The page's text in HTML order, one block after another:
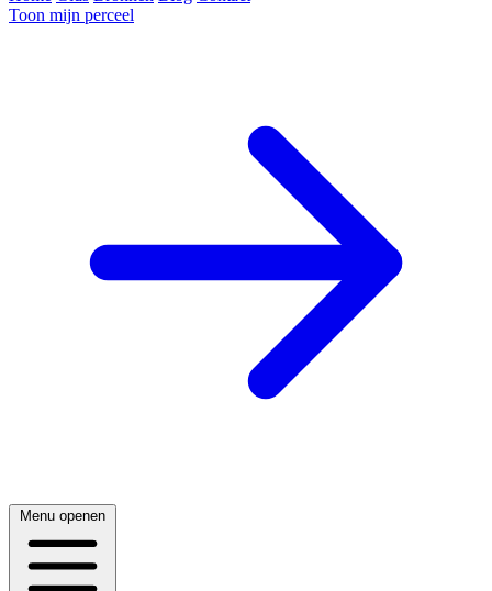
Toon mijn perceel
Menu openen